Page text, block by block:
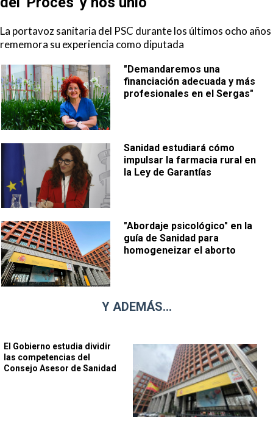
La portavoz sanitaria del PSC durante los últimos ocho años
rememora su experiencia como diputada
"Demandaremos una
financiación adecuada y más
profesionales en el Sergas"
Sanidad estudiará cómo
impulsar la farmacia rural en
la Ley de Garantías
"Abordaje psicológico" en la
guía de Sanidad para
homogeneizar el aborto
Y ADEMÁS...
El Gobierno estudia dividir
las competencias del
Consejo Asesor de Sanidad